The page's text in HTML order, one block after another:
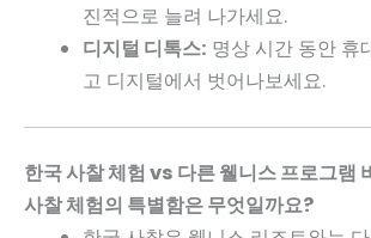
진적으로 늘려 나가세요.
디지털 디톡스: 명상 시간 동안 휴
고 디지털에서 벗어나보세요.
한국 사찰 체험 vs 다른 웰니스 프로그램
사찰 체험의 특별함은 무엇일까요?